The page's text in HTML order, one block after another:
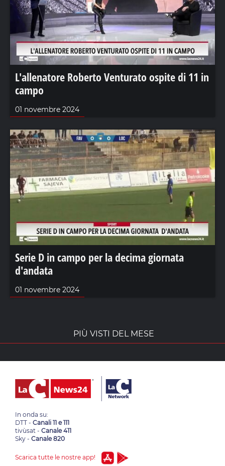
L'allenatore Roberto Venturato ospite di 11 in
campo
01 novembre 2024
Serie D in campo per la decima giornata
d'andata
01 novembre 2024
PIÙ VISTI DEL MESE
In onda su:
DTT - Canali 11 e 111
tivùsat - Canale 411
Sky - Canale 820
Scarica tutte le nostre app!